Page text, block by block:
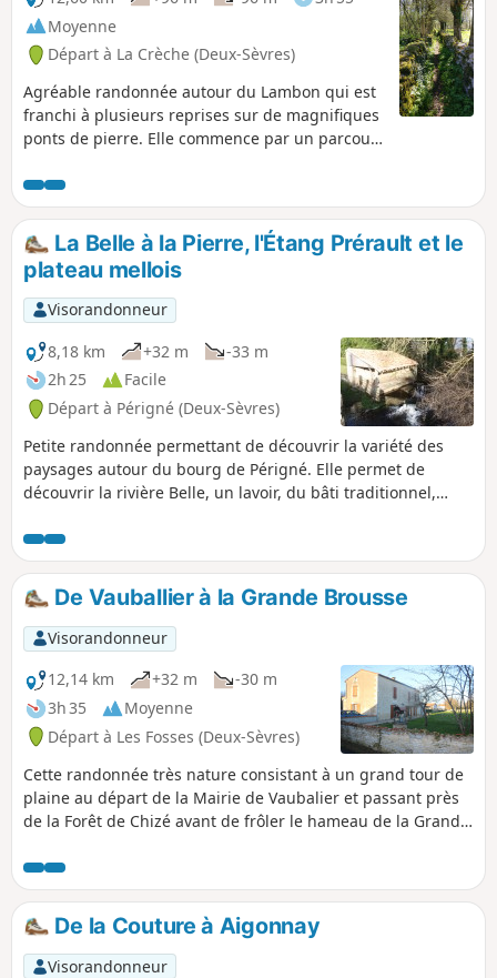
Moyenne
Départ à La Crèche (Deux-Sèvres)
Agréable randonnée autour du Lambon qui est
franchi à plusieurs reprises sur de magnifiques
ponts de pierre. Elle commence par un parcours
laborieux travail des anciens.
La Belle à la Pierre, l'Étang Prérault et le
plateau mellois
Visorandonneur
8,18 km
+32 m
-33 m
2h 25
Facile
Départ à Périgné (Deux-Sèvres)
Petite randonnée permettant de découvrir la variété des
paysages autour du bourg de Périgné. Elle permet de
découvrir la rivière Belle, un lavoir, du bâti traditionnel,
Périgné, un vestige du Château de la Forge.
De Vauballier à la Grande Brousse
Visorandonneur
12,14 km
+32 m
-30 m
3h 35
Moyenne
Départ à Les Fosses (Deux-Sèvres)
Cette randonnée très nature consistant à un grand tour de
plaine au départ de la Mairie de Vaubalier et passant près
de la Forêt de Chizé avant de frôler le hameau de la Grande
au long du parcours aux couleurs variés en fonction des
cultures.
De la Couture à Aigonnay
Visorandonneur